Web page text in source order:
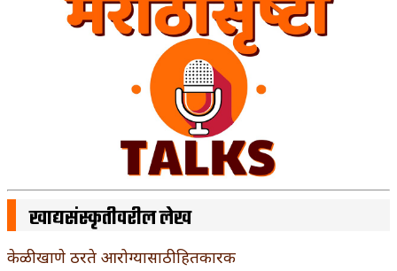
खाद्यसंस्कृतीवरील लेख
केळी खाणे ठरते आरोग्यासाठी हितकारक